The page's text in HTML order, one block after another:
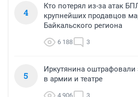
4
Кто потерял из-за атак
крупнейших продавцов
Байкальского региона
6 188 3
5
Иркутянина оштрафовали
в армии и театре
4 906 3